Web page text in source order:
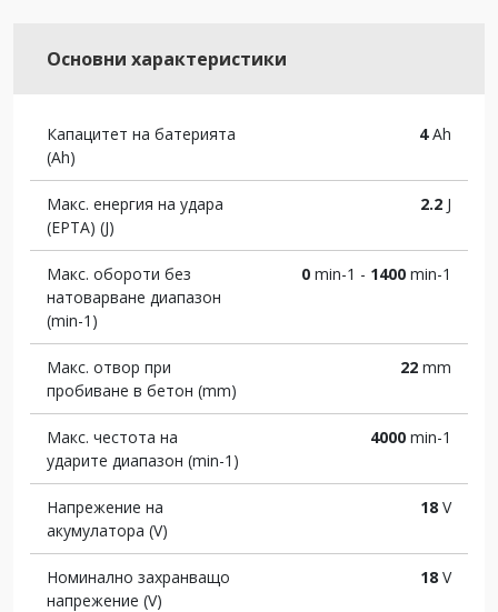
Основни характеристики
Капацитет на батерията
(Ah)
4Ah
Макс. енергия на удара
(EPTA) (J)
2.2 J
Макс. обороти без
натоварване диапазон
(min-1)
0 min-1 - 1400 min-1
Макс. отвор при
пробиване в бетон (mm)
22 mm
Макс. честота на
ударите диапазон (min-1)
4000 min-1
Напрежение на
акумулатора (V)
18 V
Номинално захранващо
напрежение (V)
18 V